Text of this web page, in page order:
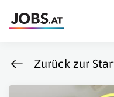
Zurück zur